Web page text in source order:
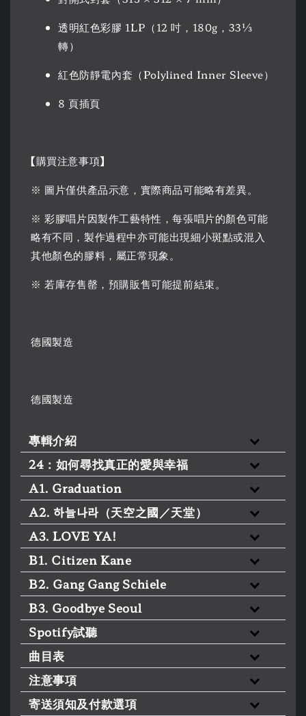
透明紅色彩膠 1LP（12 吋，180g，33⅓
轉）
紅色防靜電內套（Polylined Inner Sleeve）
8 頁插頁
【購買注意事項】
※ 圖片僅供產品示意，實際商品可能略有差異。
※ 彩膠唱片因製作工藝特性，每張唱片的顏色可能
略有不同，製作過程中亦可能出現細小斑點或混入
其他顏色的膠料，屬正常現象。
※ 若庫存售罄，預購販售可能提前結束。
德國製造
德國製造
專輯介紹
24：如何尋找真正的愛與幸福
A1. Graduation
A2. 하늘나라（天空之國／天堂）
A3. LOVE YA!
B1. Citizen Kane
B2. Gang Gang Schiele
B3. Goodbye Seoul
Spotify試聽
曲目表
注意事項
寄送須知及付款選項